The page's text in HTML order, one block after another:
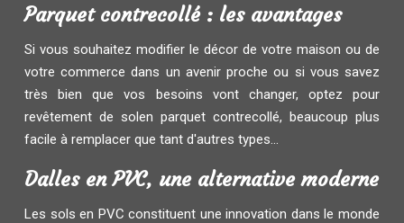
Parquet contrecollé : les avantages
Si vous souhaitez modifier le décor de votre maison ou de
votre commerce dans un avenir proche ou si vous savez
très bien que vos besoins vont changer, optez pour
revêtement de solen parquet contrecollé, beaucoup plus
facile à remplacer que tant d'autres types...
Dalles en PVC, une alternative moderne
Les sols en PVC constituent une innovation dans le monde